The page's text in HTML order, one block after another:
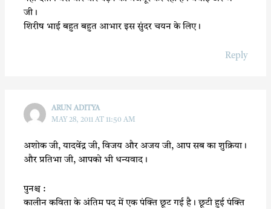
जी।
शिरीष भाई बहुत बहुत आभार इस सुंदर चयन के लिए।
Reply
ARUN ADITYA
MAY 28, 2011 AT 11:50 AM
अशोक जी, यादवेंद्र जी, विजय और अजय जी, आप सब का शुक्रिया।
और प्रतिभा जी, आपको भी धन्यवाद।
पुनश्च :
कालीन कविता के अंतिम पद में एक पंक्ति छूट गई है। छूटी हुई पंक्ति